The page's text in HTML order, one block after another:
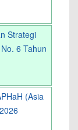
Strategi
6 Tahun
(Asia